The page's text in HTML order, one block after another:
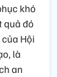
khó
quả đó
Hội
là
an